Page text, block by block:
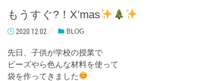
もうすぐ?！X’mas
2020.12.02 BLOG
先日、子供が学校の授業で
ビーズやら色んな材料を使って
袋を作ってきました